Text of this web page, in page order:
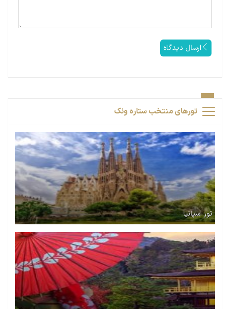
ارسال دیدگاه
تورهای منتخب ستاره ونک
تور اسپانیا